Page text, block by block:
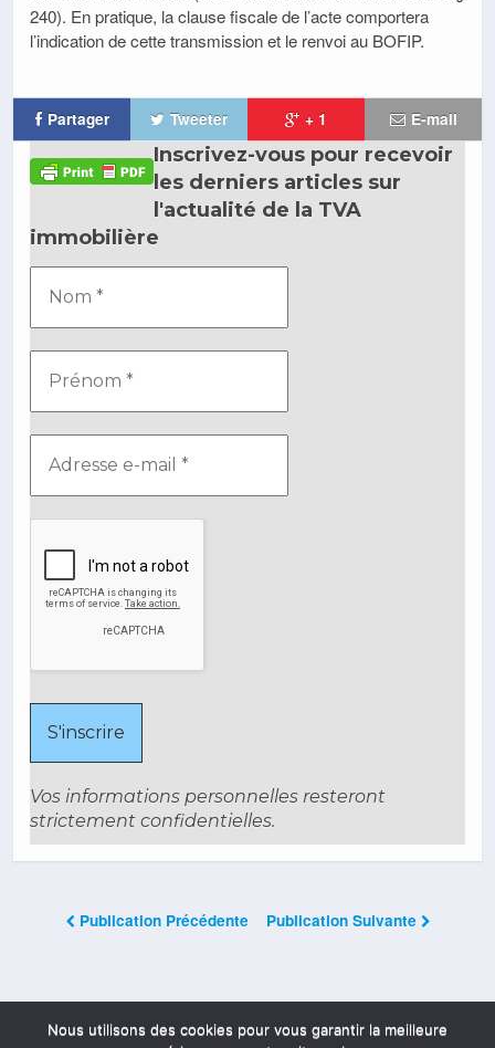
240). En pratique, la clause fiscale de l’acte comportera
l’indication de cette transmission et le renvoi au BOFIP.
Partager Tweeter + 1 E-mail
Inscrivez-vous pour recevoir
les derniers articles sur
l'actualité de la TVA
immobilière
Vos informations personnelles resteront
strictement confidentielles.
Publication Précédente Publication Suivante
Les Commentaires Sont Fermés
Nous utilisons des cookies pour vous garantir la meilleure